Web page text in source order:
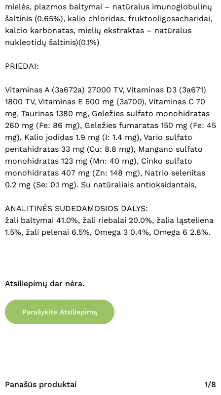
Krepšelyje nėra produktų.
Eiti Į Parduotuvę
mielės, plazmos baltymai – natūralus imunoglobulinų
šaltinis (0.65%), kalio chloridas, fruktooligosacharidai,
kalcio karbonatas, mielių ekstraktas – natūralus
nukleotidų šaltinis)(0.1%)
PRIEDAI:
Vitaminas A (3a672a) 27000 TV, Vitaminas D3 (3a671)
1800 TV, Vitaminas E 500 mg (3a700), Vitaminas C 70
mg, Taurinas 1380 mg, Geležies sulfato monohidratas
260 mg (Fe: 86 mg), Geležies fumaratas 150 mg (Fe: 45
mg), Kalio jodidas 1.9 mg (I: 1.4 mg), Vario sulfato
pentahidratas 33 mg (Cu: 8.8 mg), Mangano sulfato
monohidratas 123 mg (Mn: 40 mg), Cinko sulfato
monohidratas 407 mg (Zn: 148 mg), Natrio selenitas
0.2 mg (Se: 0.1 mg). Su natūraliais antioksidantais,
ANALITINĖS SUDEDAMOSIOS DALYS:
žali baltymai 41.0%, žali riebalai 20.0%, žalia ląsteliena
1.5%, žali pelenai 6.5%, Omega 3 0.4%, Omega 6 2.8%.
Atsiliepimų dar nėra.
Parašykite Atsiliepimą
Panašūs produktai 1/8